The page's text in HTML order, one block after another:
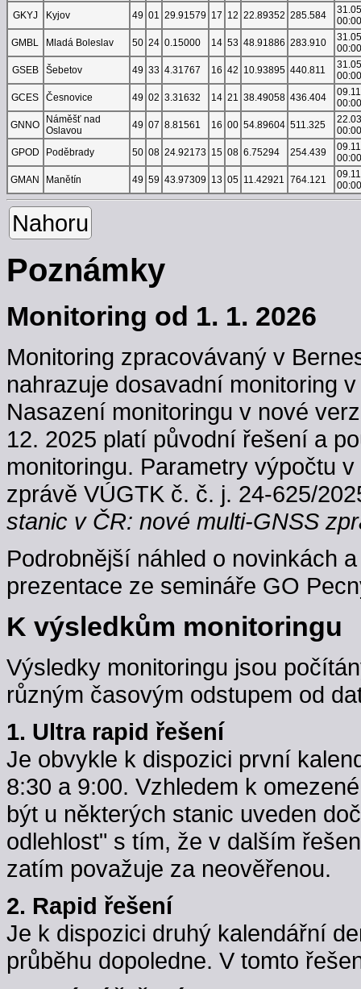
GKYJ
Kyjov 49 01 29.91579 17 12 22.89352 285.584
00:00
GMBL
Mladá Boleslav 50 24 0.15000 14 53 48.91886 283.910
00:00
GSEB
Šebetov 49 33 4.31767 16 42 10.93895 440.811
00:00
GCES
Česnovice 49 02 3.31632 14 21 38.49058 436.404
00:00
GNNO
Náměšť nad
Oslavou
49 07 8.81561 16 00 54.89604 511.325
00:00
GPOD
Poděbrady 50 08 24.92173 15 08 6.75294 254.439
00:00
GMAN
Manětín 49 59 43.97309 13 05 11.42921 764.121
00:00
Nahoru
Poznámky
Monitoring od 1. 1. 2026
Monitoring zpracovávaný v
nahrazuje dosavadní monitoring
Nasazení monitoringu v nové
12. 2025 platí původní řešení a
monitoringu. Parametry výpočtu
zprávě VÚGTK č. č. j. 24-625/
stanic v ČR: nové multi-GNSS
Podrobnější náhled o novinkách
prezentace ze semináře GO
K výsledkům monitoringu
Výsledky monitoringu jsou
různým časovým odstupem od
1. Ultra rapid řešení
Je obvykle k dispozici první
8:30 a 9:00. Vzhledem k
být u některých stanic uveden
odlehlost" s tím, že v dalším
zatím považuje za neověřenou.
2. Rapid řešení
Je k dispozici druhý kalendářní
průběhu dopoledne. V tomto